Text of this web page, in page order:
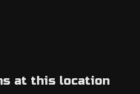
at this location